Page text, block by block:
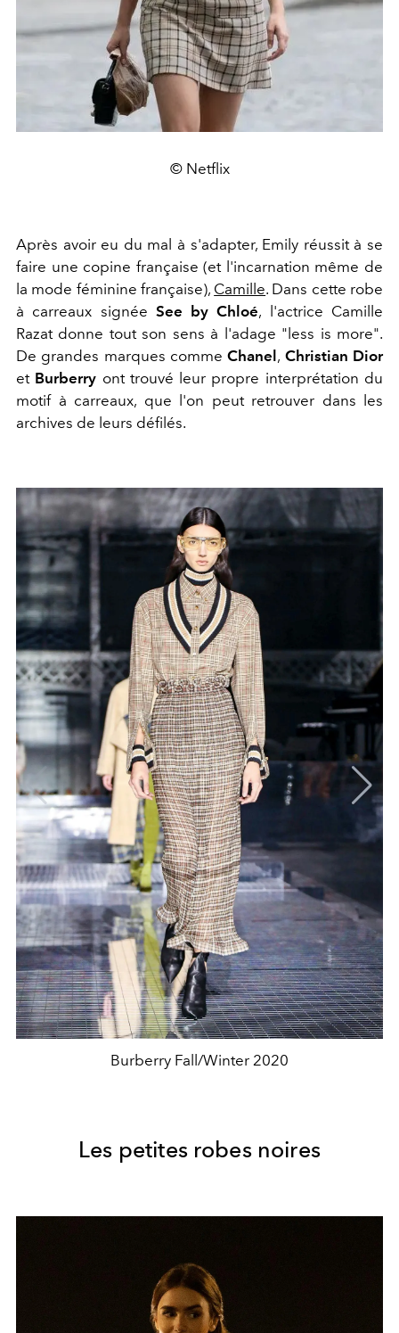
© Netflix
Après avoir eu du mal à s'adapter, Emily réussit à se
faire une copine française (et l'incarnation même de
la mode féminine française), Camille. Dans cette robe
à carreaux signée See by Chloé, l'actrice Camille
Razat donne tout son sens à l'adage "less is more".
De grandes marques commeChanel , Christian Dior
et Burberry ont trouvé leur propre interprétation du
motif à carreaux, que l'on peut retrouver dans les
archives de leurs défilés.
Burberry Fall/Winter 2020
Les petites robes noires